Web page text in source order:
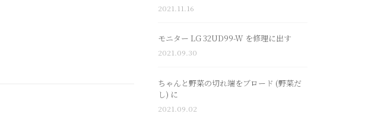
2021.11.16
モニター LG 32UD99-W を修理に出す
2021.09.30
ちゃんと野菜の切れ端をブロード (野菜だ
し) に
2021.09.02